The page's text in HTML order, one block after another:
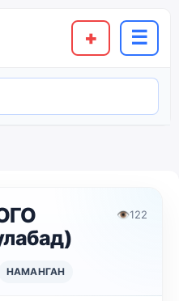
+ ☰
👁122
НАМАНГАН